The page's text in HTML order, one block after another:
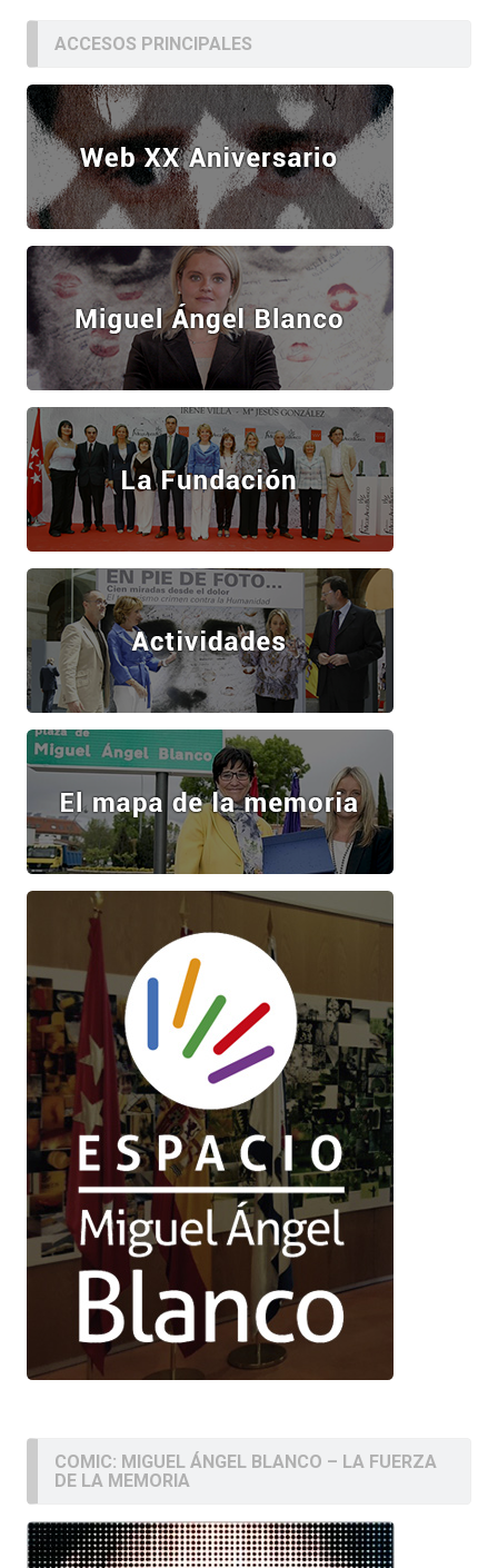
ACCESOS PRINCIPALES
COMIC: MIGUEL ÁNGEL BLANCO – LA FUERZA
DE LA MEMORIA